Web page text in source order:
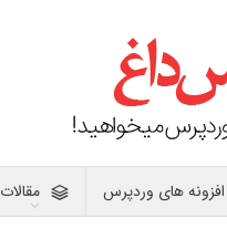
افزونه های وردپرس مقالات